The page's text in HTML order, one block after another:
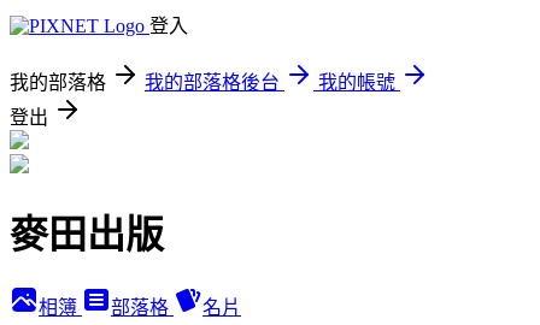
登入
我的部落格 我的部落格後台
我的帳號
登出
麥田出版
相簿 部落格 名片